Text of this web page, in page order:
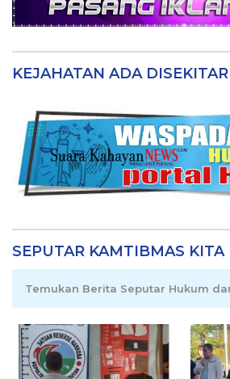
KEJAHATAN ADA
SEPUTAR KAMTIBMAS KITA
Temukan Berita Seputar Hukum